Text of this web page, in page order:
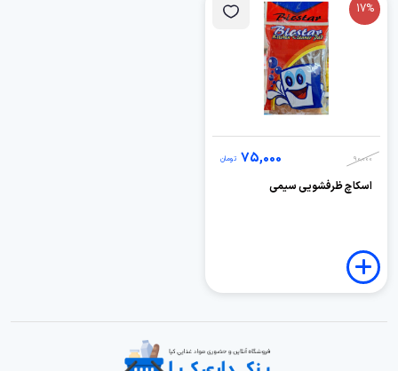
17%
90,000
75,000 تومان
اسکاچ ظرفشویی سیمی